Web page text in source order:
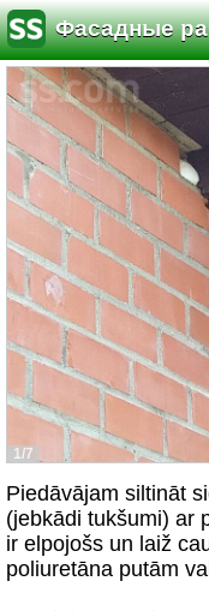
Фасадные
1/7
Piedāvājam siltināt
(jebkādi tukšumi) ar
ir elpojošs un laiž
poliuretāna putām